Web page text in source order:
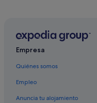
Empresa
Quiénes somos
Empleo
Anuncia tu alojamiento